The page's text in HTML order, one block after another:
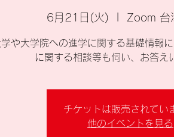
6月21日(火) Zoom 台
や大学院への進学に関する基礎情報
に関する相談等も伺い、お答え
チケットは販売されてい
他のイベントを見る